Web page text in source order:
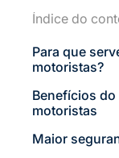
Índice do
Para que
motoristas?
Benefícios
motoristas
Maior